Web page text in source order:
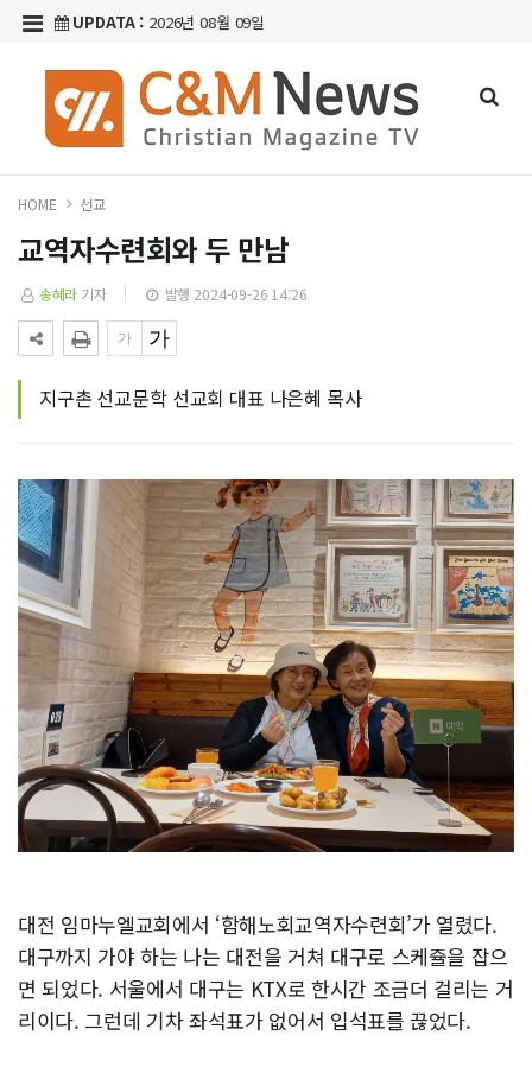
UPDATA : 2026년 08월 09일
HOME 선교
교역자수련회와 두 만남
송혜라 기자 발행 2024-09-26 14:26
지구촌 선교문학 선교회 대표 나은혜 목사
대전 임마누엘교회에서 ‘함해노회교역자수련회’가 열렸다.
대구까지 가야 하는 나는 대전을 거쳐 대구로 스케쥴을 잡으
면 되었다. 서울에서 대구는 KTX로 한시간 조금더 걸리는 거
리이다. 그런데 기차 좌석표가 없어서 입석표를 끊었다.